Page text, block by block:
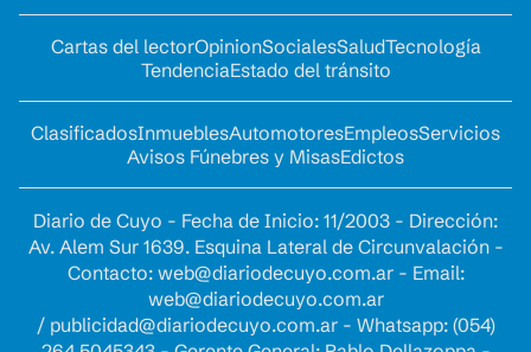
Cartas del lectorOpinionSocialesSaludTecnología
TendenciaEstado del tránsito
ClasificadosInmueblesAutomotoresEmpleosServicios
Avisos Fúnebres y MisasEdictos
Diario de Cuyo - Fecha de Inicio: 11/2003 - Dirección:
Av. Alem Sur 1639. Esquina Lateral de Circunvalación -
Contacto: web@diariodecuyo.com.ar- Email:
web@diariodecuyo.com.ar
/ publicidad@diariodecuyo.com.ar- Whatsapp: (054)